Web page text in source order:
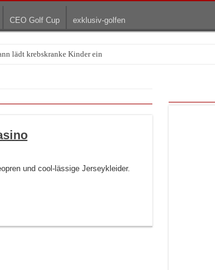
CEO Golf Cup exklusiv-golfen
lädt krebskranke Kinder ein
Branche wurde
und cool-lässige Jerseykleider.